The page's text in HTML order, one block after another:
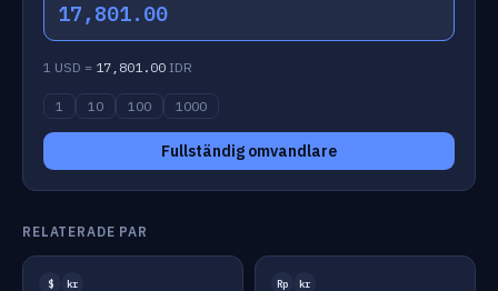
17,801.00
1 USD = 17,801.00 IDR
1 10 100 1000
Fullständig omvandlare
RELATERADE PAR
$ kr Rp kr